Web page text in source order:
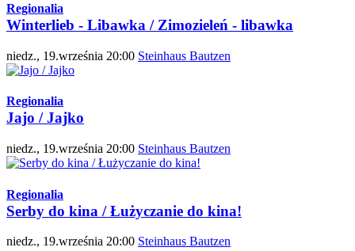
Regionalia
Winterlieb - Libawka / Zimozieleń - libawka
niedz., 19.września 20:00 Steinhaus Bautzen
Regionalia
Jajo / Jajko
niedz., 19.września 20:00 Steinhaus Bautzen
Regionalia
Serby do kina / Łużyczanie do kina!
niedz., 19.września 20:00 Steinhaus Bautzen